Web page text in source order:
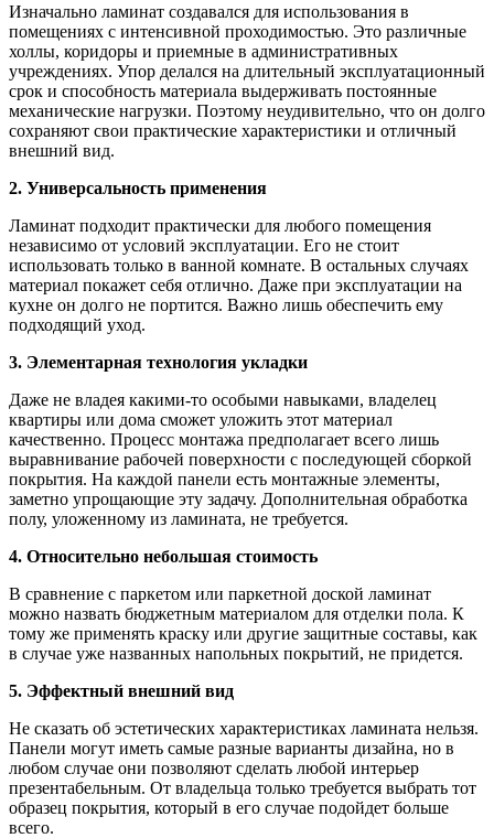
Изначально ламинат создавался для использования в
помещениях с интенсивной проходимостью. Это различные
холлы, коридоры и приемные в административных
учреждениях. Упор делался на длительный эксплуатационный
срок и способность материала выдерживать постоянные
механические нагрузки. Поэтому неудивительно, что он долго
сохраняют свои практические характеристики и отличный
внешний вид.
2. Универсальность применения
Ламинат подходит практически для любого помещения
независимо от условий эксплуатации. Его не стоит
использовать только в ванной комнате. В остальных случаях
материал покажет себя отлично. Даже при эксплуатации на
кухне он долго не портится. Важно лишь обеспечить ему
подходящий уход.
3. Элементарная технология укладки
Даже не владея какими-то особыми навыками, владелец
квартиры или дома сможет уложить этот материал
качественно. Процесс монтажа предполагает всего лишь
выравнивание рабочей поверхности с последующей сборкой
покрытия. На каждой панели есть монтажные элементы,
заметно упрощающие эту задачу. Дополнительная обработка
полу, уложенному из ламината, не требуется.
4. Относительно небольшая стоимость
В сравнение с паркетом или паркетной доской ламинат
можно назвать бюджетным материалом для отделки пола. К
тому же применять краску или другие защитные составы, как
в случае уже названных напольных покрытий, не придется.
5. Эффектный внешний вид
Не сказать об эстетических характеристиках ламината нельзя.
Панели могут иметь самые разные варианты дизайна, но в
любом случае они позволяют сделать любой интерьер
презентабельным. От владельца только требуется выбрать тот
образец покрытия, который в его случае подойдет больше
всего.